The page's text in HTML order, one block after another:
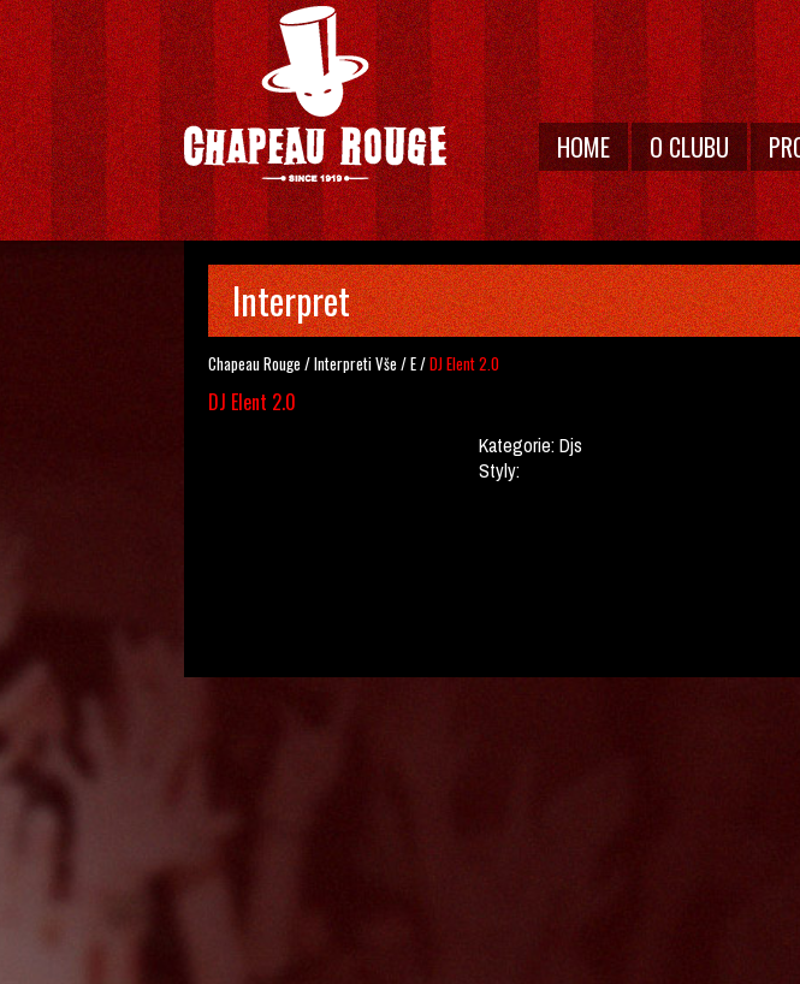
HOME O CLUBU
Interpret
Chapeau Rouge /InterpretiVše /E/DJ Elent 2.0
DJ Elent 2.0
Kategorie:Djs
Styly: